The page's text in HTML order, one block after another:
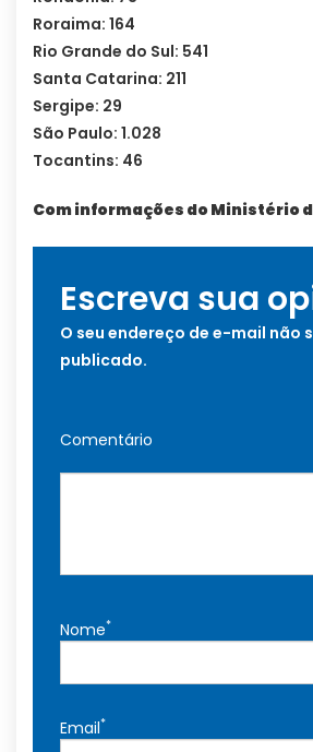
Roraima: 164
Rio Grande do Sul: 541
Santa Catarina: 211
Sergipe: 29
São Paulo: 1.028
Tocantins: 46
Com informações do Ministério
Escreva sua
O seu endereço de e-mail não
publicado.
Comentário
Nome*
Email*